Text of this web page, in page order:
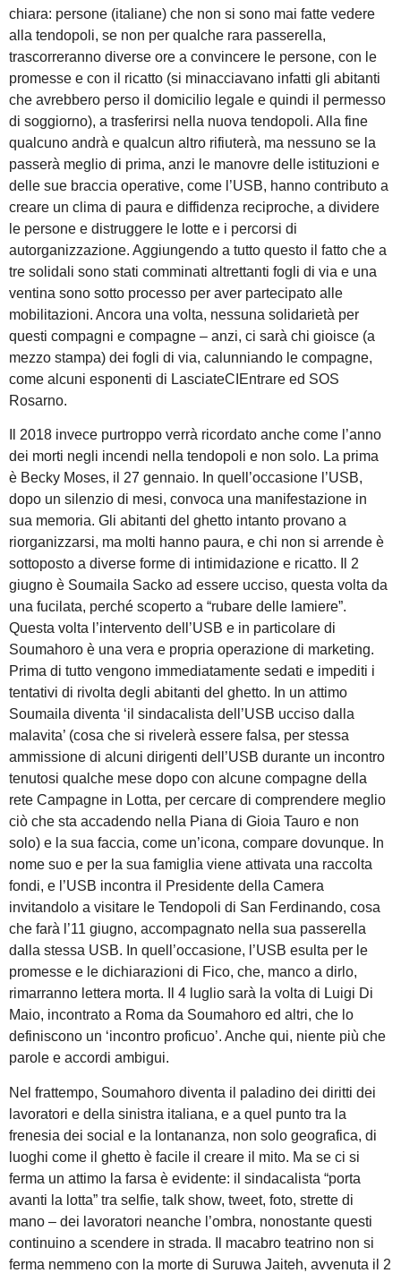
chiara: persone (italiane) che non si sono mai fatte vedere
alla tendopoli, se non per qualche rara passerella,
trascorreranno diverse ore a convincere le persone, con le
promesse e con il ricatto (si minacciavano infatti gli abitanti
che avrebbero perso il domicilio legale e quindi il permesso
di soggiorno), a trasferirsi nella nuova tendopoli. Alla fine
qualcuno andrà e qualcun altro rifiuterà, ma nessuno se la
passerà meglio di prima, anzi le manovre delle istituzioni e
delle sue braccia operative, come l’USB, hanno contributo a
creare un clima di paura e diffidenza reciproche, a dividere
le persone e distruggere le lotte e i percorsi di
autorganizzazione. Aggiungendo a tutto questo il fatto che a
tre solidali sono stati comminati altrettanti fogli di via e una
ventina sono sotto processo per aver partecipato alle
mobilitazioni. Ancora una volta, nessuna solidarietà per
questi compagni e compagne – anzi, ci sarà chi gioisce (a
mezzo stampa) dei fogli di via, calunniando le compagne,
come alcuni esponenti di LasciateCIEntrare ed SOS
Rosarno.
Il 2018 invece purtroppo verrà ricordato anche come l’anno
dei morti negli incendi nella tendopoli e non solo. La prima
è Becky Moses, il 27 gennaio. In quell’occasione l’USB,
dopo un silenzio di mesi, convoca una manifestazione in
sua memoria. Gli abitanti del ghetto intanto provano a
riorganizzarsi, ma molti hanno paura, e chi non si arrende è
sottoposto a diverse forme di intimidazione e ricatto. Il 2
giugno è Soumaila Sacko ad essere ucciso, questa volta da
una fucilata, perché scoperto a “rubare delle lamiere”.
Questa volta l’intervento dell’USB e in particolare di
Soumahoro è una vera e propria operazione di marketing.
Prima di tutto vengono immediatamente sedati e impediti i
tentativi di rivolta degli abitanti del ghetto. In un attimo
Soumaila diventa ‘il sindacalista dell’USB ucciso dalla
malavita’ (cosa che si rivelerà essere falsa, per stessa
ammissione di alcuni dirigenti dell’USB durante un incontro
tenutosi qualche mese dopo con alcune compagne della
rete Campagne in Lotta, per cercare di comprendere meglio
ciò che sta accadendo nella Piana di Gioia Tauro e non
solo) e la sua faccia, come un’icona, compare dovunque. In
nome suo e per la sua famiglia viene attivata una raccolta
fondi, e l’USB incontra il Presidente della Camera
invitandolo a visitare le Tendopoli di San Ferdinando, cosa
che farà l’11 giugno, accompagnato nella sua passerella
dalla stessa USB. In quell’occasione, l’USB esulta per le
promesse e le dichiarazioni di Fico, che, manco a dirlo,
rimarranno lettera morta. Il 4 luglio sarà la volta di Luigi Di
Maio, incontrato a Roma da Soumahoro ed altri, che lo
definiscono un ‘incontro proficuo’. Anche qui, niente più che
parole e accordi ambigui.
Nel frattempo, Soumahoro diventa il paladino dei diritti dei
lavoratori e della sinistra italiana, e a quel punto tra la
frenesia dei social e la lontananza, non solo geografica, di
luoghi come il ghetto è facile il creare il mito. Ma se ci si
ferma un attimo la farsa è evidente: il sindacalista “porta
avanti la lotta” tra selfie, talk show, tweet, foto, strette di
mano – dei lavoratori neanche l’ombra, nonostante questi
continuino a scendere in strada. Il macabro teatrino non si
ferma nemmeno con la morte di Suruwa Jaiteh, avvenuta il 2